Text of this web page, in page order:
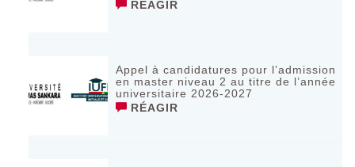
RÉAGIR
Appel à candidatures pour l’admission
en master niveau 2 au titre de l’année
universitaire 2026-2027
RÉAGIR